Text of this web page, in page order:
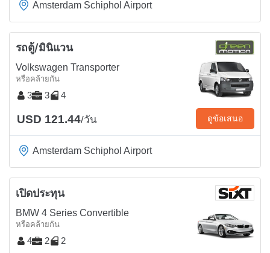
Amsterdam Schiphol Airport
รถตู้/มินิแวน
Volkswagen Transporter
หรือคล้ายกัน
3 3 4
USD 121.44/วัน ดูข้อเสนอ
Amsterdam Schiphol Airport
เปิดประทุน
BMW 4 Series Convertible
หรือคล้ายกัน
4 2 2